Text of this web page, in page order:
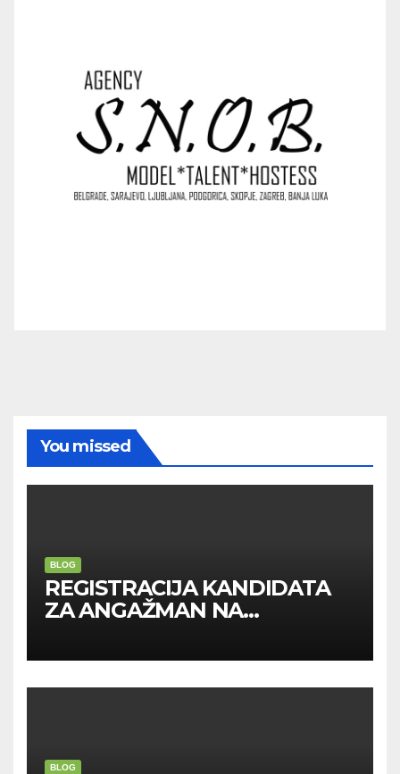
You missed
BLOG
REGISTRACIJA KANDIDATA
ZA ANGAŽMAN NA
BLOG